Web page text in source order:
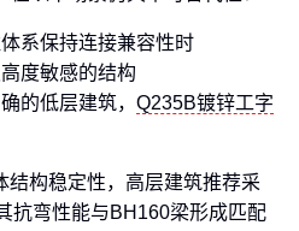
系保持连接兼容性时
度敏感的结构
的低层建筑， Q235B镀锌工字
结构稳定性，高层建筑推荐采
抗弯性能与BH160梁形成匹配